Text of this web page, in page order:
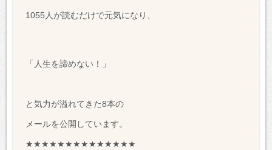
1055人が読むだけで元気になり、
「人生を諦めない！」
と気力が溢れてきた8本の
メールを公開しています。
★★★★★★★★★★★★★★